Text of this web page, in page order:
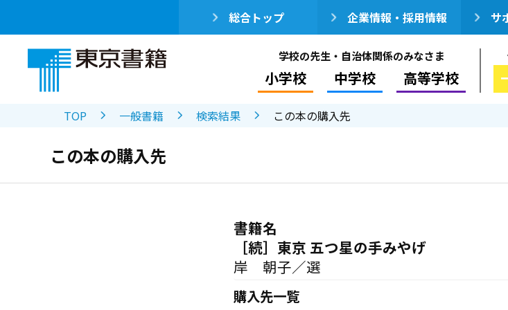
総合トップ 企業情報・採用情報 サ
学校の先生・自治体関係のみなさま
小学校 中学校 高等学校
TOP 一般書籍 検索結果 この本の購入先
この本の購入先
書籍名
［続］東京 五つ星の手みやげ
岸 朝子／選
購入先一覧